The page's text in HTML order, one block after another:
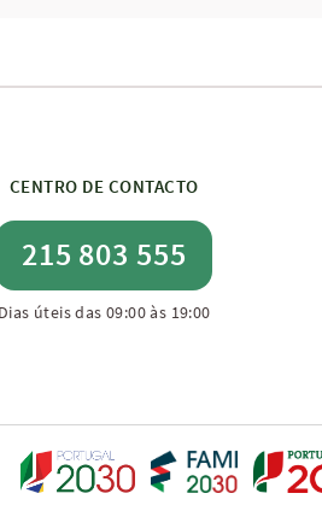
CENTRO DE CONTACTO
215 803 555
Dias úteis das 09:00 às 19:00